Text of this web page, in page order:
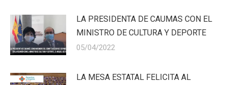
LA PRESIDENTA DE CAUMAS CON EL
MINISTRO DE CULTURA Y DEPORTE
05/04/2022
LA MESA ESTATAL FELICITA AL